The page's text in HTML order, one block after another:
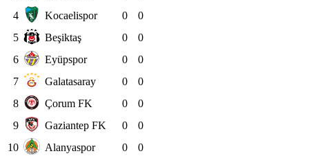
4
Kocaelispor 0
0
5
Beşiktaş 0
0
6
Eyüpspor 0
0
7
Galatasaray 0
0
8
Çorum FK 0
0
9
Gaziantep FK 0
0
10
Alanyaspor 0
0